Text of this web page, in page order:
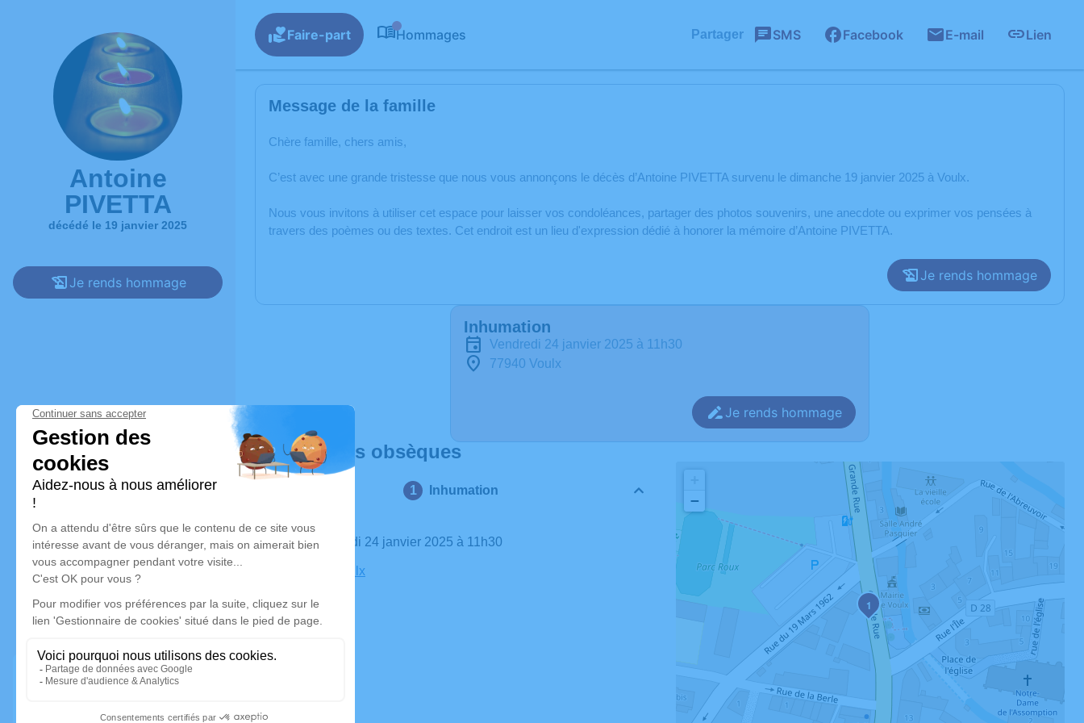
Antoine
PIVETTA
décédé le 19 janvier 2025
Je rends hommage
Faire-part Hommages Partager SMS Facebook E-mail Lien
Message de la famille
Chère famille, chers amis,
C’est avec une grande tristesse que nous vous annonçons le décès d’Antoine PIVETTA survenu le dimanche 19 janvier 2025 à Voulx.
Nous vous invitons à utiliser cet espace pour laisser vos condoléances, partager des photos souvenirs, une anecdote ou exprimer vos pensées à
travers des poèmes ou des textes. Cet endroit est un lieu d'expression dédié à honorer la mémoire d’Antoine PIVETTA.
Je rends hommage
Inhumation
vendredi 24 janvier 2025 à 11h30
77940 Voulx
Je rends hommage
Déroulé des obsèques
Inhumation
Le vendredi 24 janvier 2025 à 11h30
77940 Voulx
1
−